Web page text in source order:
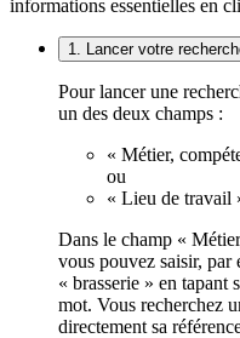
informations essentielles en
1. Lancer votre
Pour lancer une
un des deux champs :
« Métier,
ou
« Lieu de travail
Dans le champ «
vous pouvez saisir, par
« brasserie » en tapant
mot. Vous recherchez
directement sa